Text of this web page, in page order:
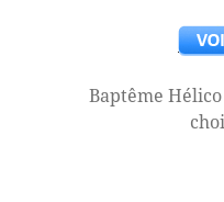
Baptême